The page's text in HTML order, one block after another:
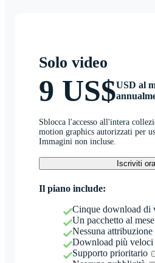
Solo video
9 US$USD al
Sblocca l'accesso all'intera
motion graphics autorizzati per
Immagini non incluse.
Iscriviti ora
Il piano include:
Cinque download di
Un pacchetto al mese
Nessuna attribuzione
Download più veloci
Supporto prioritario